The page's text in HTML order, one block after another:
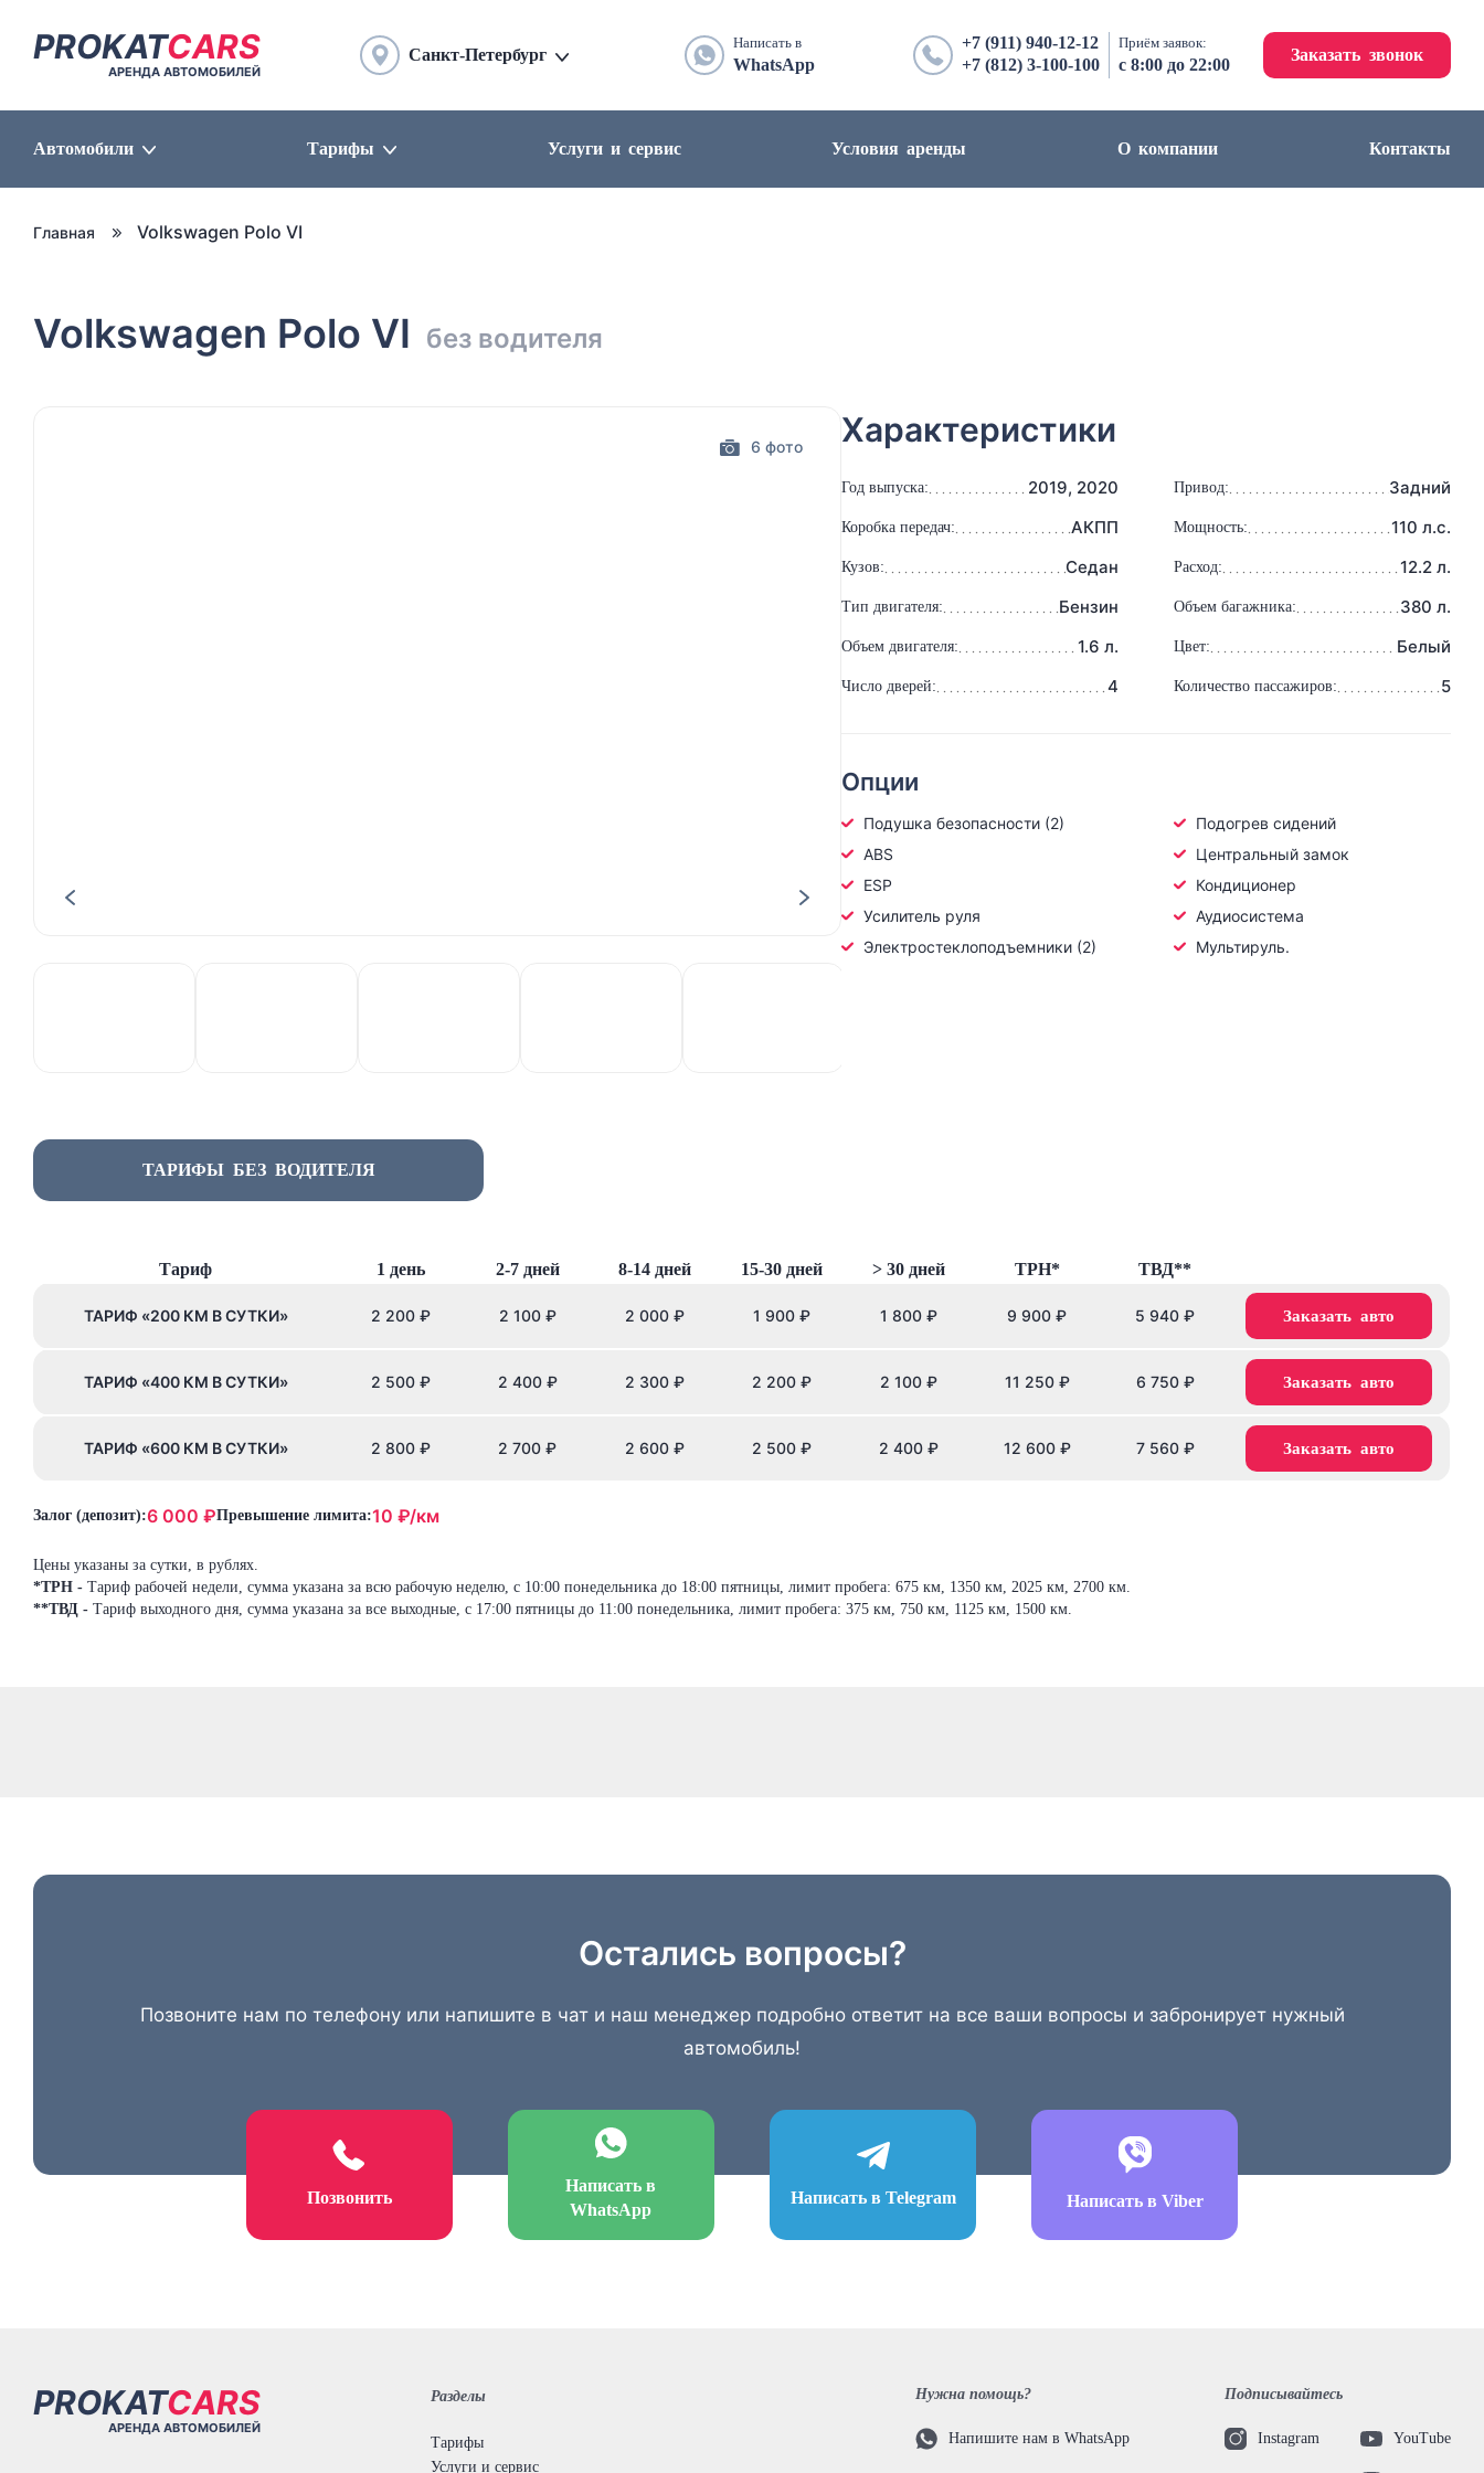
PROKATCARS
АРЕНДА АВТОМОБИЛЕЙ
Санкт-Петербург
Написать в
WhatsApp
+7 (911) 940-12-12
+7 (812) 3-100-100
Приём заявок:
с 8:00 до 22:00
Заказать звонок
Автомобили Тарифы Услуги и сервис Условия аренды О компании Контакты
Главная Volkswagen Polo VI
Volkswagen Polo VI без водителя
6 фото Характеристики
Год выпуска: 2019, 2020 Привод: Задний
Коробка передач: АКПП Мощность: 110 л.с.
Кузов: Седан Расход: 12.2 л.
Тип двигателя: Бензин Объем багажника: 380 л.
Объем двигателя: 1.6 л. Цвет: Белый
Число дверей: 4 Количество пассажиров: 5
Опции
Подушка безопасности (2)
ABS
ESP
Усилитель руля
Электростеклоподъемники (2)
Подогрев сидений
Центральный замок
Кондиционер
Аудиосистема
Мультируль.
ТАРИФЫ БЕЗ ВОДИТЕЛЯ
Тариф 1 день 2-7 дней 8-14 дней 15-30 дней > 30 дней ТРН* ТВД**
ТАРИФ «200 КМ В СУТКИ» 2 200₽ 2 100₽ 2 000₽ 1 900₽ 1 800 ₽ 9 900 ₽ 5 940 ₽ Заказать авто
ТАРИФ «400 КМ В СУТКИ» 2 500₽ 2 400₽ 2 300₽ 2 200₽ 2 100 ₽ 11 250₽ 6 750₽ Заказать авто
ТАРИФ «600 КМ В СУТКИ» 2 800₽ 2 700 ₽ 2 600₽ 2 500₽ 2 400 ₽ 12 600₽ 7 560₽ Заказать авто
Залог (депозит):6 000 ₽Превышение лимита:10 ₽/км
Цены указаны за сутки, в рублях.
*ТРН - Тариф рабочей недели, сумма указана за всю рабочую неделю, с 10:00 понедельника до 18:00 пятницы, лимит пробега: 675 км, 1350 км, 2025 км, 2700 км.
**ТВД - Тариф выходного дня, сумма указана за все выходные, с 17:00 пятницы до 11:00 понедельника, лимит пробега: 375 км, 750 км, 1125 км, 1500 км.
Остались вопросы?
Позвоните нам по телефону или напишите в чат и наш менеджер подробно ответит на все ваши вопросы и забронирует нужный
автомобиль!
Позвонить
Написать в
WhatsApp
Написать в Telegram Написать в Viber
PROKATCARS
АРЕНДА АВТОМОБИЛЕЙ
Разделы
Тарифы
Услуги и сервис
Нужна помощь?
Напишите нам в WhatsApp
Подписывайтесь
Instagram YouTube